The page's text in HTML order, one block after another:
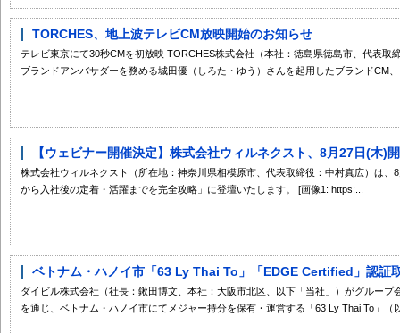
TORCHES、地上波テレビCM放映開始のお知らせ
テレビ東京にて30秒CMを初放映 TORCHES株式会社（本社：徳島県徳島市、代表取
ブランドアンバサダーを務める城田優（しろた・ゆう）さんを起用したブランドCM
【ウェビナー開催決定】株式会社ウィルネクスト、8月27日(木)
株式会社ウィルネクスト（所在地：神奈川県相模原市、代表取締役：中村真広）は
から入社後の定着・活躍までを完全攻略」に登壇いたします。 [画像1: https:...
ベトナム・ハノイ市「63 Ly Thai To」「EDGE Certified」認証
ダイビル株式会社（社長：鍬田博文、本社：大阪市北区、以下「当社」）がグループ
を通じ、ベトナム・ハノイ市にてメジャー持分を保有・運営する「63 Ly Thai To」（